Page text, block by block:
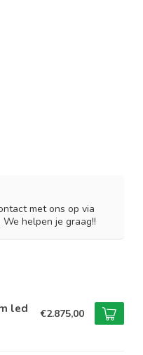
met ons op via
. We helpen je graag!!
led €2.875,00